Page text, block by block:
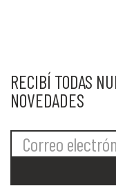
RECIBÍ TODAS
NOVEDADES